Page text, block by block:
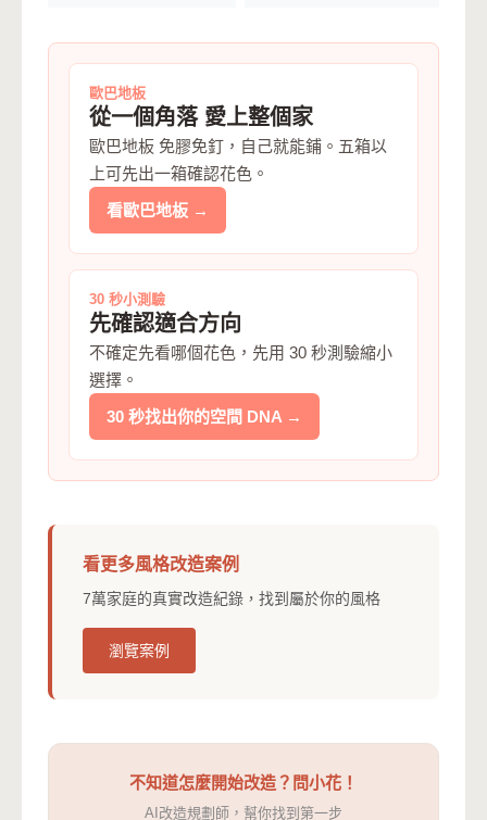
歐巴地板
從一個角落 愛上整個家
歐巴地板 免膠免釘，自己就能鋪。五箱以
上可先出一箱確認花色。
看歐巴地板 →
30 秒小測驗
先確認適合方向
不確定先看哪個花色，先用 30 秒測驗縮小
選擇。
30 秒找出你的空間 DNA →
看更多風格改造案例
7萬家庭的真實改造紀錄，找到屬於你的風格
瀏覽案例
不知道怎麼開始改造？問小花！
AI改造規劃師，幫你找到第一步